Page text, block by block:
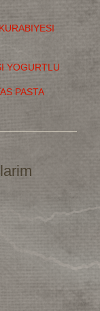
YOGURTLU
PASTA